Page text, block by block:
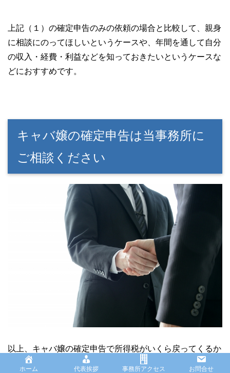
上記（１）の確定申告のみの依頼の場合と比較して、親身
に相談にのってほしいというケースや、年間を通して自分
の収入・経費・利益などを知っておきたいというケースな
どにおすすめです。
キャバ嬢の確定申告は当事務所に
ご相談ください
以上、キャバ嬢の確定申告で所得税がいくら戻ってくるか
についてや、キャバ嬢の確定申告のポイント、節税の検討
ホーム 代表挨拶 事務所アクセス お問合せ